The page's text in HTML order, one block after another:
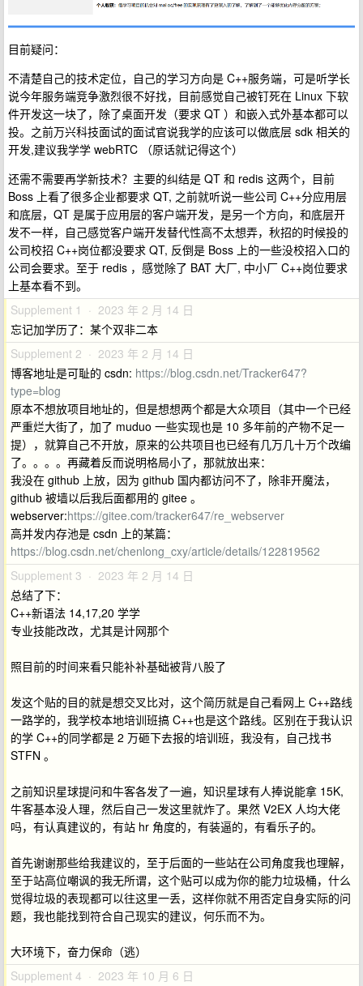
目前疑问：
不清楚自己的技术定位，自己的学习方向是 C++服务端，可是听学长
说今年服务端竞争激烈很不好找，目前感觉自己被钉死在 Linux 下软
件开发这一块了，除了桌面开发（要求 QT ）和嵌入式外基本都可以
投。之前万兴科技面试的面试官说我学的应该可以做底层 sdk 相关的
开发,建议我学学 webRTC （原话就记得这个）
还需不需要再学新技术？主要的纠结是 QT 和 redis 这两个，目前
Boss 上看了很多企业都要求 QT, 之前就听说一些公司 C++分应用层
和底层，QT 是属于应用层的客户端开发，是另一个方向，和底层开
发不一样，自己感觉客户端开发替代性高不太想弄，秋招的时候投的
公司校招 C++岗位都没要求 QT, 反倒是 Boss 上的一些没校招入口的
公司会要求。至于 redis ，感觉除了 BAT 大厂, 中小厂 C++岗位要求
上基本看不到。
Supplement 1 · 2023 年 2 月 14 日
忘记加学历了：某个双非二本
Supplement 2 · 2023 年 2 月 14 日
博客地址是可耻的 csdn: https://blog.csdn.net/Tracker647?
type=blog
原本不想放项目地址的，但是想想两个都是大众项目（其中一个已经
严重烂大街了，加了 muduo 一些实现也是 10 多年前的产物不足一
提），就算自己不开放，原来的公共项目也已经有几万几十万个改编
了。。。。再藏着反而说明格局小了，那就放出来：
我没在 github 上放，因为 github 国内都访问不了，除非开魔法，
github 被墙以后我后面都用的 gitee 。
webserver:https://gitee.com/tracker647/re_webserver
高并发内存池是 csdn 上的某篇：
https://blog.csdn.net/chenlong_cxy/article/details/122819562
Supplement 3 · 2023 年 2 月 14 日
总结了下：
C++新语法 14,17,20 学学
专业技能改改，尤其是计网那个
照目前的时间来看只能补补基础被背八股了
发这个贴的目的就是想交叉比对，这个简历就是自己看网上 C++路线
一路学的，我学校本地培训班搞 C++也是这个路线。区别在于我认识
的学 C++的同学都是 2 万砸下去报的培训班，我没有，自己找书
STFN 。
之前知识星球提问和牛客各发了一遍，知识星球有人捧说能拿 15K,
牛客基本没人理，然后自己一发这里就炸了。果然 V2EX 人均大佬
吗，有认真建议的，有站 hr 角度的，有装逼的，有看乐子的。
首先谢谢那些给我建议的，至于后面的一些站在公司角度我也理解，
至于站高位嘲讽的我无所谓，这个贴可以成为你的能力垃圾桶，什么
觉得垃圾的表现都可以往这里一丢，这样你就不用否定自身实际的问
题，我也能找到符合自己现实的建议，何乐而不为。
大环境下，奋力保命（逃）
Supplement 4 · 2023 年 10 月 6 日